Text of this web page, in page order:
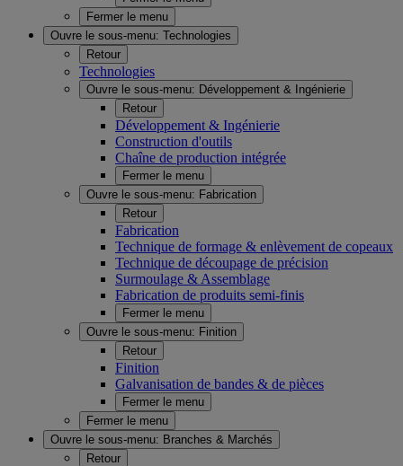
Fermer le menu
Ouvre le sous-menu: Technologies
Retour
Technologies
Ouvre le sous-menu: Développement & Ingénierie
Retour
Développement & Ingénierie
Construction d'outils
Chaîne de production intégrée
Fermer le menu
Ouvre le sous-menu: Fabrication
Retour
Fabrication
Technique de formage & enlèvement de copeaux
Technique de découpage de précision
Surmoulage & Assemblage
Fabrication de produits semi-finis
Fermer le menu
Ouvre le sous-menu: Finition
Retour
Finition
Galvanisation de bandes & de pièces
Fermer le menu
Fermer le menu
Ouvre le sous-menu: Branches & Marchés
Retour